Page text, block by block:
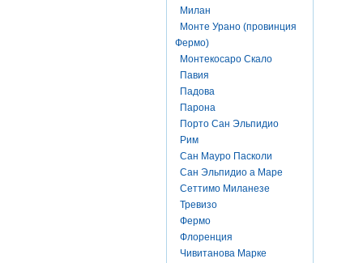
Милан
Монте Урано (провинция
Фермо)
Монтекосаро Скало
Павия
Падова
Парона
Порто Сан Эльпидио
Рим
Сан Мауро Пасколи
Сан Эльпидио а Маре
Сеттимо Миланезе
Тревизо
Фермо
Флоренция
Чивитанова Марке